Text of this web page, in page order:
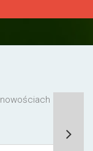
lub o